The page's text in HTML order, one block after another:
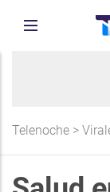
Telenoche >